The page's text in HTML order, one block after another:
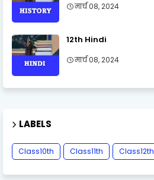
मार्च 08, 2024
12th Hindi
मार्च 08, 2024
LABELS
Class10th Class11th Class12th